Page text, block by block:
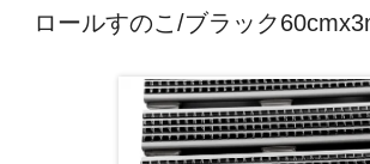
ロールすのこ/ブラック